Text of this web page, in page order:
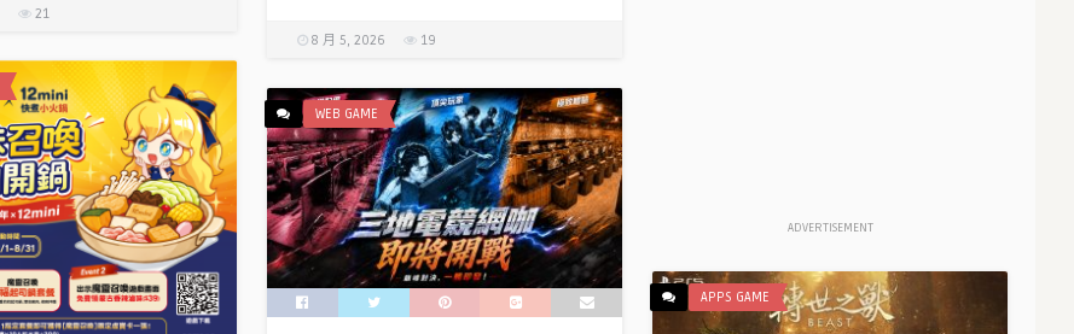
21
8 月 5, 2026 19
ADVERTISEMENT
WEB GAME
APPS GAME